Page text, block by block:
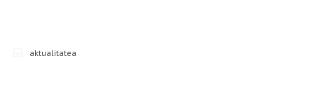
aktualitatea